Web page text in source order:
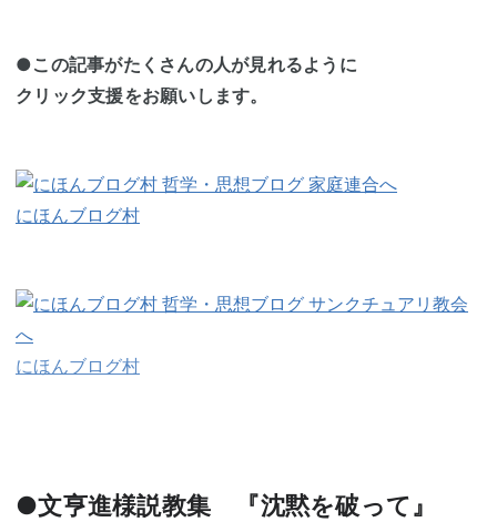
●この記事がたくさんの人が見れるように
クリック支援をお願いします。
にほんブログ村
にほんブログ村
●文亨進様説教集 『沈黙を破って』